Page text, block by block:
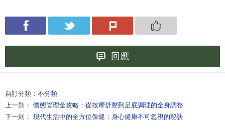
回應
自訂分類： 不分類
上一則： 體態管理全攻略：從按摩舒壓到足底調理的全身調整
下一則： 現代生活中的全方位保健：身心健康不可忽視的秘訣